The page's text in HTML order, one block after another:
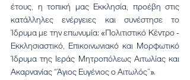
έτους, η τοπική μας Εκκλησία, προέβη στις
κατάλληλες ενέργειες και συνέστησε το
Ίδρυμα με την επωνυμία: «Πολιτιστικό Κέντρο -
Εκκλησιαστικό, Επικοινωνιακό και Μορφωτικό
Ίδρυμα της Ιεράς Μητροπόλεως Αιτωλίας και
Ακαρνανίας “Άγιος Ευγένιος ο Αιτωλός”».